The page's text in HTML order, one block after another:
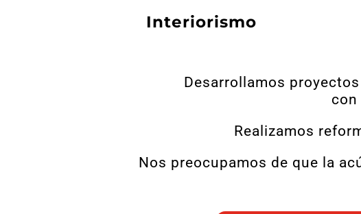
interiorismo
Desarrollamos
con
Realizamos
Nos preocupamos de que la